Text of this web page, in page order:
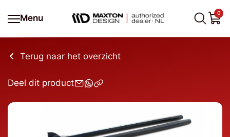
Menu
0
Terug naar het overzicht
Deel dit product